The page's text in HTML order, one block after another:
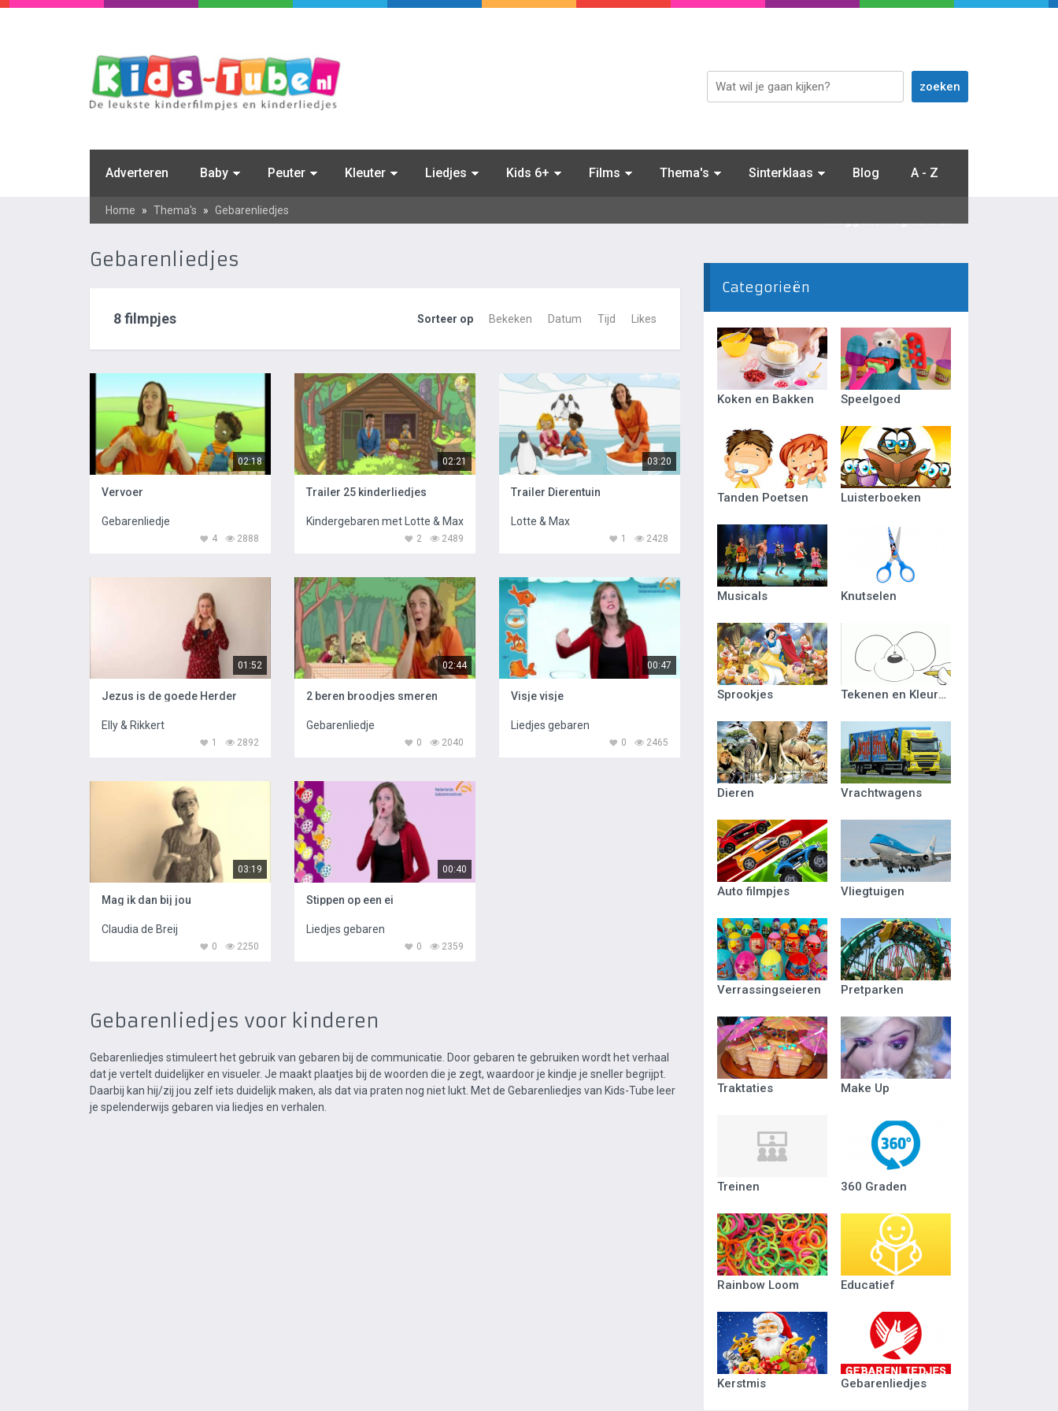
Adverteren Baby Peuter Kleuter Liedjes Kids 6+ Films Thema's Sinterklaas Blog A - Z
Inloggen / Registreren
Home » Thema's » Gebarenliedjes
Gebarenliedjes
8 filmpjes Sorteer op Bekeken Datum Tijd Likes
02:18
Vervoer
Gebarenliedje
2888
4
02:21
Trailer 25 kinderliedjes
Kindergebaren met Lotte & Max
2489
2
03:20
Trailer Dierentuin
Lotte & Max
2428
1
01:52
Jezus is de goede Herder
Elly & Rikkert
2892
1
02:44
2 beren broodjes smeren
Gebarenliedje
2040
0
00:47
Visje visje
Liedjes gebaren
2465
0
03:19
Mag ik dan bij jou
Claudia de Breij
2250
0
00:40
Stippen op een ei
Liedjes gebaren
2359
0
Gebarenliedjes voor kinderen
Gebarenliedjes stimuleert het gebruik van gebaren bij de communicatie. Door gebaren te gebruiken wordt het verhaal
dat je vertelt duidelijker en visueler. Je maakt plaatjes bij de woorden die je zegt, waardoor je kindje je sneller begrijpt.
Daarbij kan hij/zij jou zelf iets duidelijk maken, als dat via praten nog niet lukt. Met de Gebarenliedjes van Kids-Tube leer
je spelenderwijs gebaren via liedjes en verhalen.
Categorieën
Koken en Bakken Speelgoed
Tanden Poetsen Luisterboeken
Musicals Knutselen
Sprookjes Tekenen en Kleuren
Dieren Vrachtwagens
Auto filmpjes Vliegtuigen
Verrassingseieren Pretparken
Traktaties Make Up
Treinen 360 Graden
Rainbow Loom Educatief
Kerstmis Gebarenliedjes